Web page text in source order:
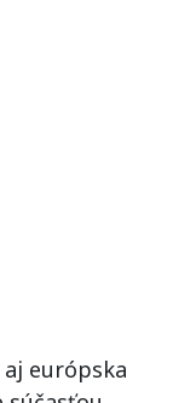
európska